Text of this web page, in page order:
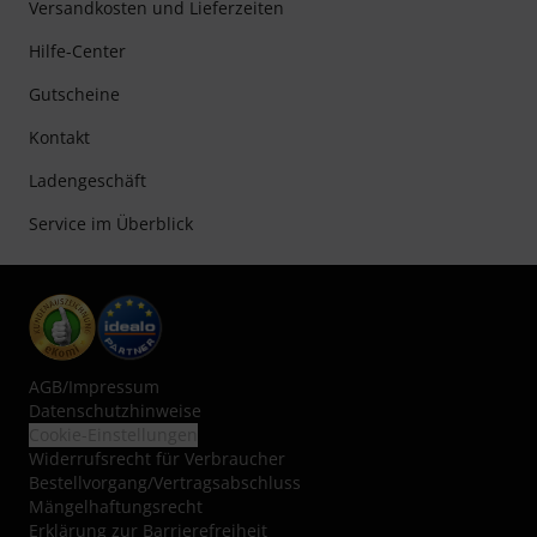
Versandkosten und Lieferzeiten
Hilfe-Center
Gutscheine
Kontakt
Ladengeschäft
Service im Überblick
AGB/Impressum
Datenschutzhinweise
Widerrufsrecht für Verbraucher
Bestellvorgang/Vertragsabschluss
Mängelhaftungsrecht
Erklärung zur Barrierefreiheit